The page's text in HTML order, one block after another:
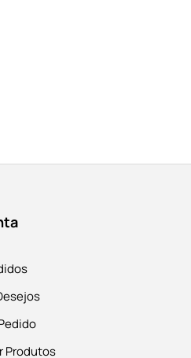
Produtos